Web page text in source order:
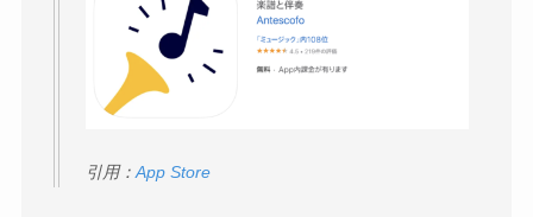
引用：App Store